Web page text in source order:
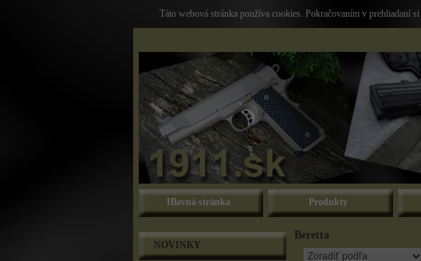
Táto webová stránka používa cookies. Pokračovaním v prehliadaní
Hlavná stránka Produkty
NOVINKY
Beretta